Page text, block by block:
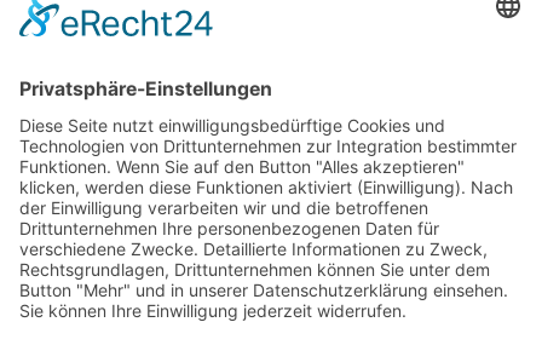
Münchner
Innenstadtwirte e.V.
C/O CITYPARTNER MÜNCHEN
HERZOG-WILHELM-STRASSE 15
D-80331 MÜNCHEN
TEL. +49 (0) 89 122 280 780